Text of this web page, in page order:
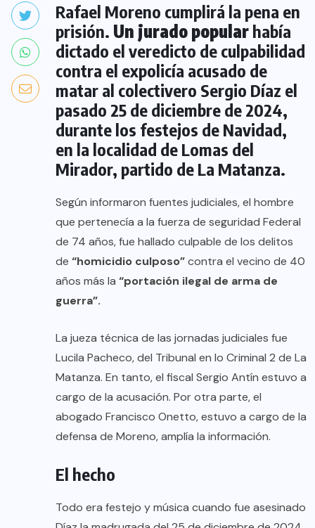
Rafael Moreno cumplirá la pena en
prisión. Un jurado popular había
dictado el veredicto de culpabilidad
contra el expolicía acusado de
matar al colectivero Sergio Díaz el
pasado 25 de diciembre de 2024,
durante los festejos de Navidad,
en la localidad de Lomas del
Mirador, partido de La Matanza.
Según informaron fuentes judiciales, el hombre
que pertenecía a la fuerza de seguridad Federal
de 74 años, fue hallado culpable de los delitos
de “homicidio culposo”contra el vecino de 40
años más la “portación ilegal de arma de
guerra”.
La jueza técnica de las jornadas judiciales fue
Lucila Pacheco, del Tribunal en lo Criminal 2 de La
Matanza. En tanto, el fiscal Sergio Antín estuvo a
cargo de la acusación. Por otra parte, el
abogado Francisco Onetto, estuvo a cargo de la
defensa de Moreno, amplía la información.
El hecho
Todo era festejo y música cuando fue asesinado